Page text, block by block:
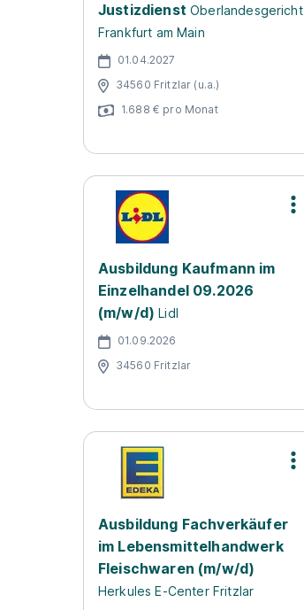
Justizdienst Oberlandesgericht
Frankfurt am Main
01.04.2027
34560 Fritzlar (u.a.)
1.688 € pro Monat
Ausbildung Kaufmann im
Einzelhandel 09.2026
(m/w/d) Lidl
01.09.2026
34560 Fritzlar
Ausbildung Fachverkäufer
im Lebensmittelhandwerk
Fleischwaren (m/w/d)
Herkules E-Center Fritzlar